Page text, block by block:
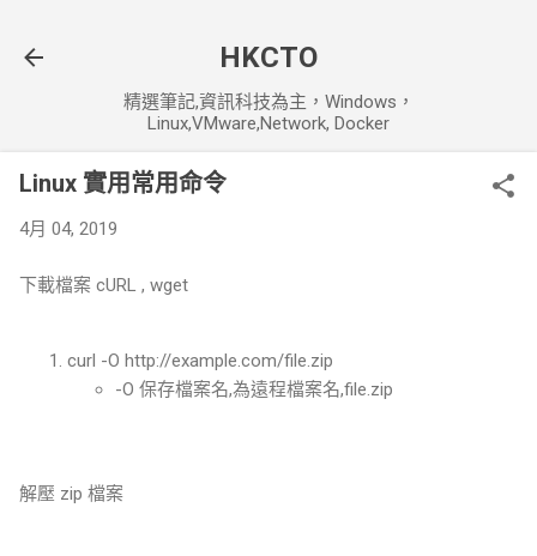
HKCTO
精選筆記,資訊科技為主，Windows，
Linux,VMware,Network, Docker
Linux 實用常用命令
4月 04, 2019
下載檔案 cURL , wget
curl -O http://example.com/file.zip
-O 保存檔案名,為遠程檔案名,file.zip
解壓 zip 檔案